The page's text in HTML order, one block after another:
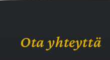
Ota yhteyttä